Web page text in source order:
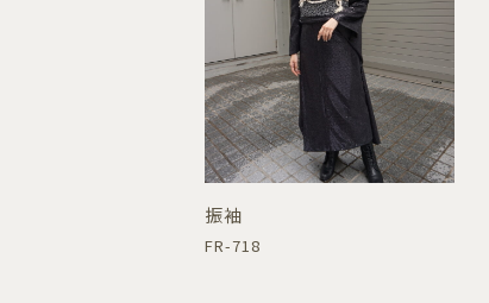
振袖
FR-718